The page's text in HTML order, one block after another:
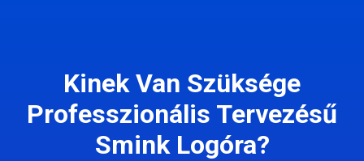
Kinek Van Szüksége
Professzionális Tervezésű
Smink Logóra?